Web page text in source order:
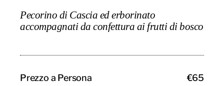
Pecorino di Cascia ed erborinato
accompagnati da confettura ai frutti di bosco
Prezzo a Persona €65